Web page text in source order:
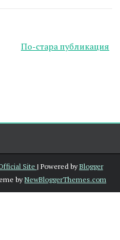
По-стара публикация
Site | Powered by Blogger
byNewBloggerThemes.com